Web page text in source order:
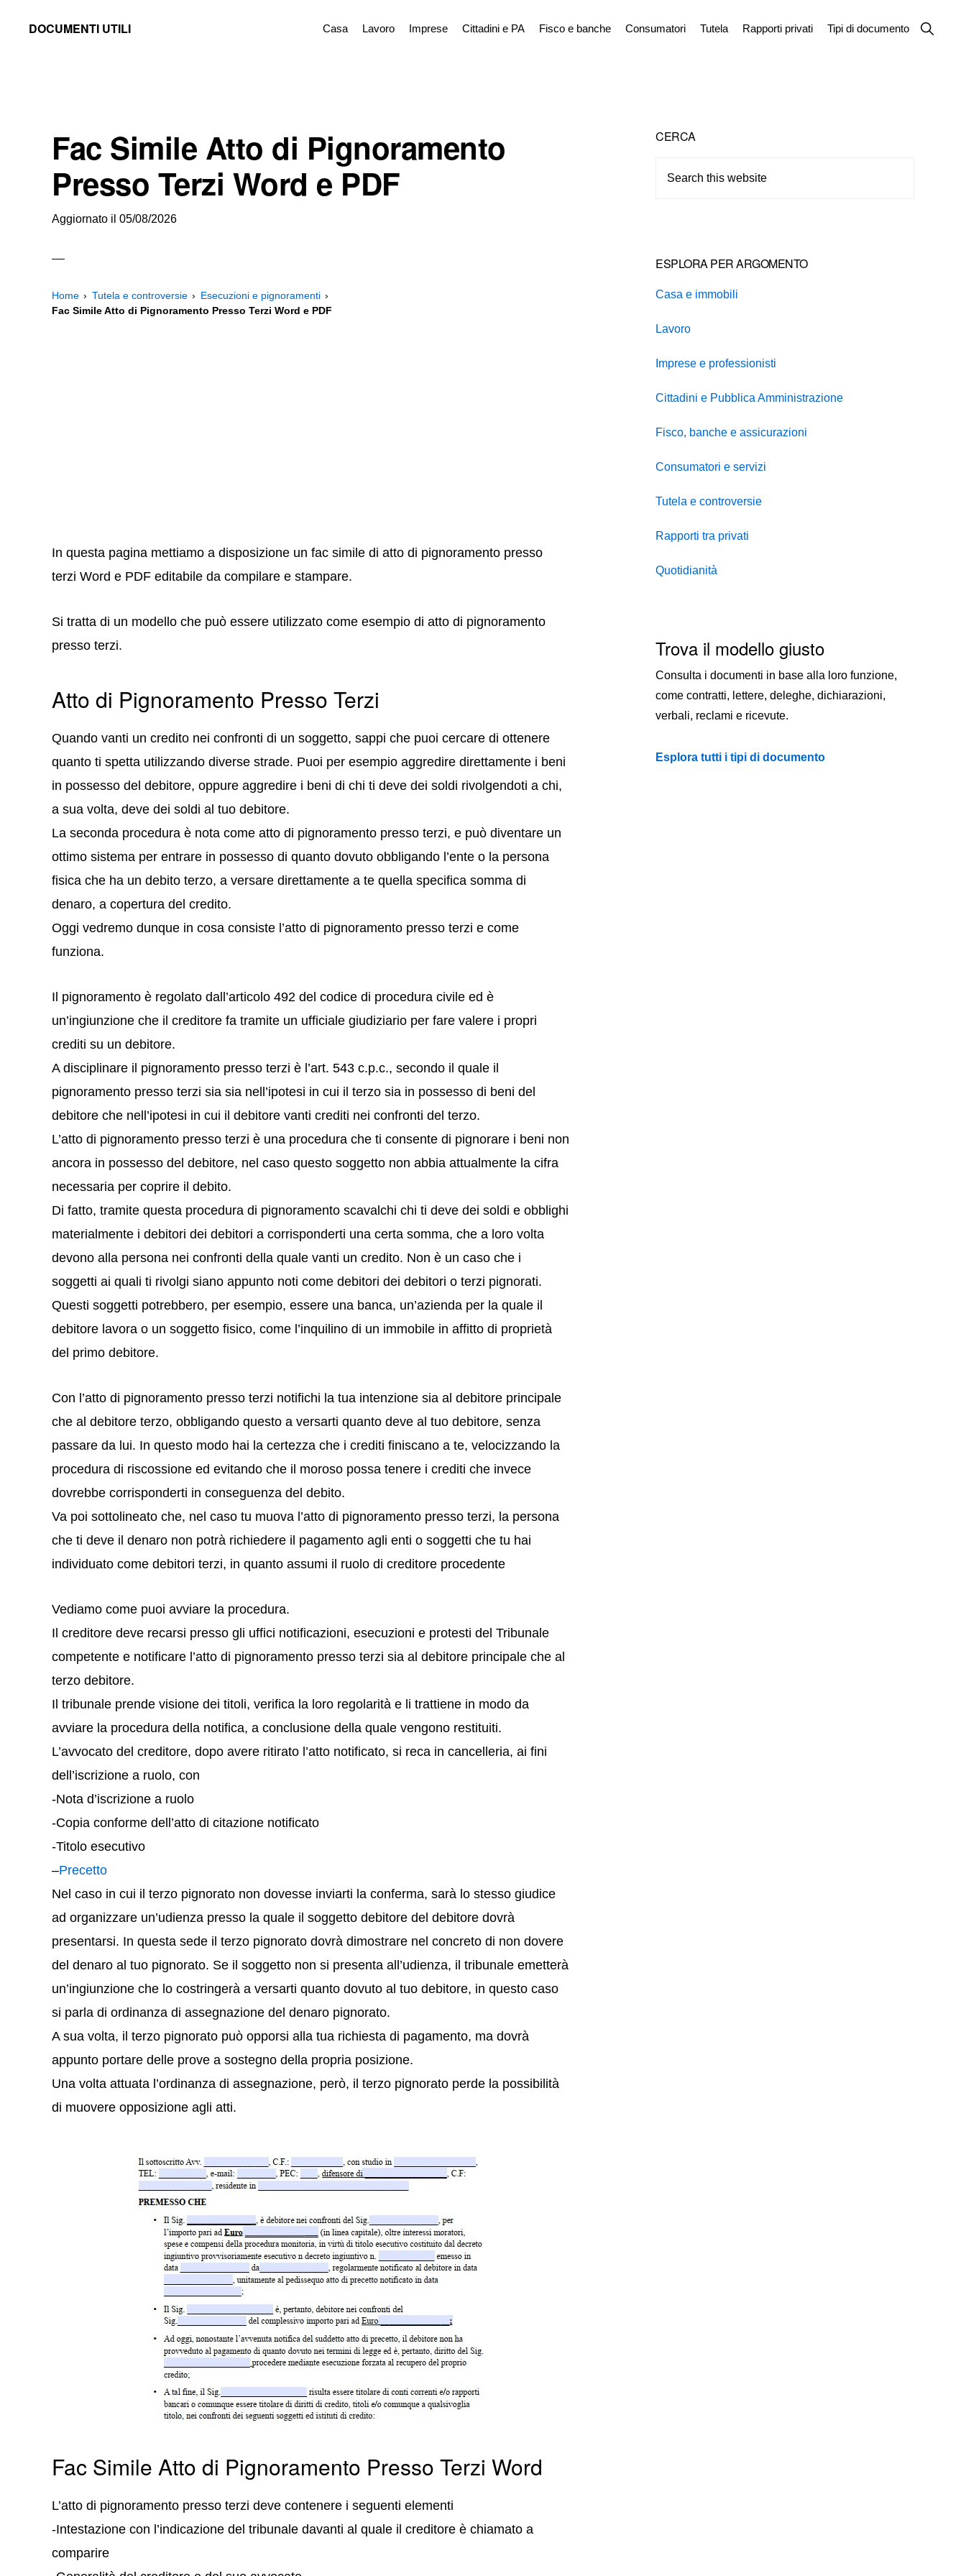
DOCUMENTI UTILI
Stampare
Casa Lavoro Imprese Cittadini e PA Fisco e banche Consumatori Tutela Rapporti privati Tipi di documento
Show
Search
Fac Simile Atto di Pignoramento
Presso Terzi Word e PDF
Aggiornato il 05/08/2026
Home Tutela e controversie
Esecuzioni e pignoramenti
Fac Simile Atto di Pignoramento Presso Terzi Word e PDF
In questa pagina mettiamo a disposizione un fac simile di atto di pignoramento presso
terzi Word e PDF editabile da compilare e stampare.
Si tratta di un modello che può essere utilizzato come esempio di atto di pignoramento
presso terzi.
Atto di Pignoramento Presso Terzi
Quando vanti un credito nei confronti di un soggetto, sappi che puoi cercare di ottenere
quanto ti spetta utilizzando diverse strade. Puoi per esempio aggredire direttamente i beni
in possesso del debitore, oppure aggredire i beni di chi ti deve dei soldi rivolgendoti a chi,
a sua volta, deve dei soldi al tuo debitore.
La seconda procedura è nota come atto di pignoramento presso terzi, e può diventare un
ottimo sistema per entrare in possesso di quanto dovuto obbligando l’ente o la persona
fisica che ha un debito terzo, a versare direttamente a te quella specifica somma di
denaro, a copertura del credito.
Oggi vedremo dunque in cosa consiste l’atto di pignoramento presso terzi e come
funziona.
Il pignoramento è regolato dall’articolo 492 del codice di procedura civile ed è
un’ingiunzione che il creditore fa tramite un ufficiale giudiziario per fare valere i propri
crediti su un debitore.
A disciplinare il pignoramento presso terzi è l’art. 543 c.p.c., secondo il quale il
pignoramento presso terzi sia sia nell’ipotesi in cui il terzo sia in possesso di beni del
debitore che nell’ipotesi in cui il debitore vanti crediti nei confronti del terzo.
L’atto di pignoramento presso terzi è una procedura che ti consente di pignorare i beni non
ancora in possesso del debitore, nel caso questo soggetto non abbia attualmente la cifra
necessaria per coprire il debito.
Di fatto, tramite questa procedura di pignoramento scavalchi chi ti deve dei soldi e obblighi
materialmente i debitori dei debitori a corrisponderti una certa somma, che a loro volta
devono alla persona nei confronti della quale vanti un credito. Non è un caso che i
soggetti ai quali ti rivolgi siano appunto noti come debitori dei debitori o terzi pignorati.
Questi soggetti potrebbero, per esempio, essere una banca, un’azienda per la quale il
debitore lavora o un soggetto fisico, come l’inquilino di un immobile in affitto di proprietà
del primo debitore.
Con l’atto di pignoramento presso terzi notifichi la tua intenzione sia al debitore principale
che al debitore terzo, obbligando questo a versarti quanto deve al tuo debitore, senza
passare da lui. In questo modo hai la certezza che i crediti finiscano a te, velocizzando la
procedura di riscossione ed evitando che il moroso possa tenere i crediti che invece
dovrebbe corrisponderti in conseguenza del debito.
Va poi sottolineato che, nel caso tu muova l’atto di pignoramento presso terzi, la persona
che ti deve il denaro non potrà richiedere il pagamento agli enti o soggetti che tu hai
individuato come debitori terzi, in quanto assumi il ruolo di creditore procedente
Vediamo come puoi avviare la procedura.
Il creditore deve recarsi presso gli uffici notificazioni, esecuzioni e protesti del Tribunale
competente e notificare l’atto di pignoramento presso terzi sia al debitore principale che al
terzo debitore.
Il tribunale prende visione dei titoli, verifica la loro regolarità e li trattiene in modo da
avviare la procedura della notifica, a conclusione della quale vengono restituiti.
L’avvocato del creditore, dopo avere ritirato l’atto notificato, si reca in cancelleria, ai fini
dell’iscrizione a ruolo, con
-Nota d’iscrizione a ruolo
-Copia conforme dell’atto di citazione notificato
-Titolo esecutivo
–Precetto
Nel caso in cui il terzo pignorato non dovesse inviarti la conferma, sarà lo stesso giudice
ad organizzare un’udienza presso la quale il soggetto debitore del debitore dovrà
presentarsi. In questa sede il terzo pignorato dovrà dimostrare nel concreto di non dovere
del denaro al tuo pignorato. Se il soggetto non si presenta all’udienza, il tribunale emetterà
un’ingiunzione che lo costringerà a versarti quanto dovuto al tuo debitore, in questo caso
si parla di ordinanza di assegnazione del denaro pignorato.
A sua volta, il terzo pignorato può opporsi alla tua richiesta di pagamento, ma dovrà
appunto portare delle prove a sostegno della propria posizione.
Una volta attuata l’ordinanza di assegnazione, però, il terzo pignorato perde la possibilità
di muovere opposizione agli atti.
Fac Simile Atto di Pignoramento Presso Terzi Word
L’atto di pignoramento presso terzi deve contenere i seguenti elementi
-Intestazione con l’indicazione del tribunale davanti al quale il creditore è chiamato a
comparire
Primary
Sidebar
CERCA
ESPLORA PER ARGOMENTO
Casa e immobili
Lavoro
Imprese e professionisti
Cittadini e Pubblica Amministrazione
Fisco, banche e assicurazioni
Consumatori e servizi
Tutela e controversie
Rapporti tra privati
Quotidianità
Trova il modello giusto
Consulta i documenti in base alla loro funzione,
come contratti, lettere, deleghe, dichiarazioni,
verbali, reclami e ricevute.
Esplora tutti i tipi di documento